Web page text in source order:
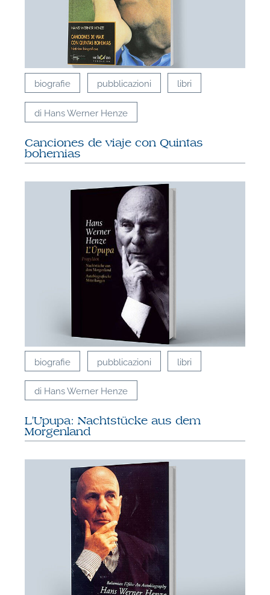
biografie pubblicazioni libri
di Hans Werner Henze
Canciones de viaje con Quintas
bohemias
biografie pubblicazioni libri
di Hans Werner Henze
L'Upupa: Nachtstücke aus dem
Morgenland